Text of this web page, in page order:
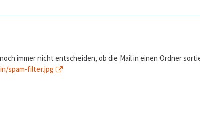
immer nicht entscheiden, ob die Mail in einen Ordner
spam-filter.jpg